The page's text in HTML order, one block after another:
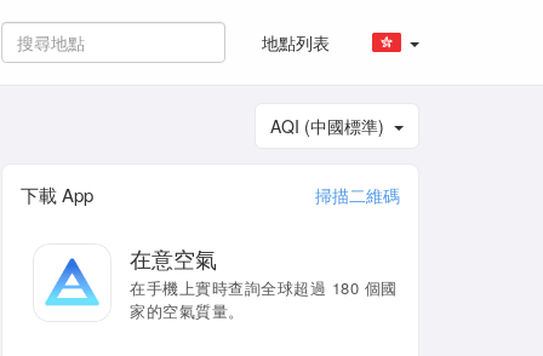
地點列表
AQI (中國標準)
下載 App 掃描二維碼
在意空氣
在手機上實時查詢全球超過 180 個國
家的空氣質量。